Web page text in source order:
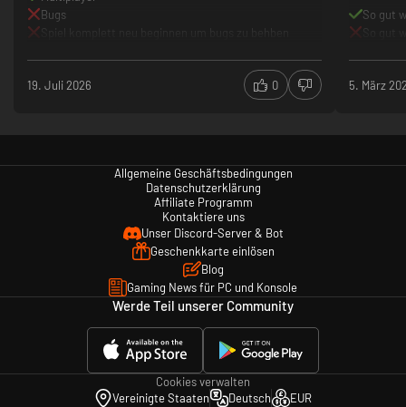
Bugs
19. Juli 2026 0
So gut
5. März
Allgemeine Geschäftsbedingungen
Datenschutzerklärung
Affiliate Programm
Kontaktiere uns
Unser Discord-Server & Bot
Geschenkkarte einlösen
Blog
Gaming News für PC und Konsole
Werde Teil unserer Community
Cookies verwalten
Vereinigte Staaten
Deutsch EUR